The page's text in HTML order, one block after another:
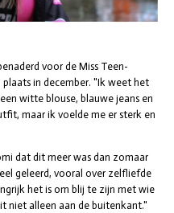
voor de Miss Teen-
in december. "Ik weet het
witte blouse, blauwe jeans en
maar ik voelde me er sterk en
dat dit meer was dan zomaar
geleerd, vooral over zelfliefde
het is om blij te zijn met wie
niet alleen aan de buitenkant."